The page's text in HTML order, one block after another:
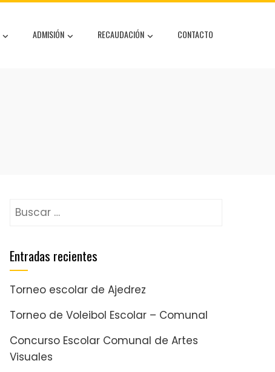
ADMISIÓN RECAUDACIÓN CONTACTO
Entradas recientes
Torneo escolar de Ajedrez
Torneo de Voleibol Escolar – Comunal
Concurso Escolar Comunal de Artes
Visuales